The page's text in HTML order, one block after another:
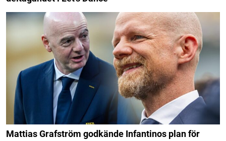
Mattias Grafström godkände Infantinos plan för